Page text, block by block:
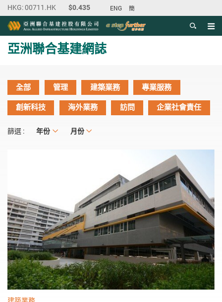
ENG 簡
目錄
主内容開始
亞洲聯合基建網誌
全部 管理 建築業務
專業服務
創新科技
海外業務 訪問 企業社會責任
篩選 : 年份
年份 月份
月份